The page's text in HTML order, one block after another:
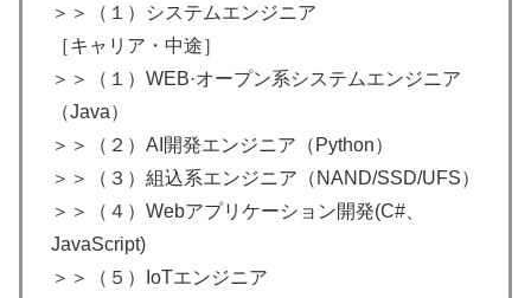
＞＞（１）システムエンジニア
［キャリア・中途］
＞＞（１）WEB·オープン系システムエンジニア
（Java）
＞＞（２）AI開発エンジニア（Python）
＞＞（３）組込系エンジニア（NAND/SSD/UFS）
＞＞（４）Webアプリケーション開発(C#、
JavaScript)
＞＞（５）IoTエンジニア